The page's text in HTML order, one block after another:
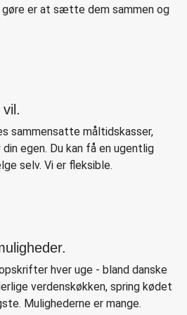
er at sætte dem sammen og
sammensatte måltidskasser,
egen. Du kan få en ugentlig
selv. Vi er fleksible.
hver uge - bland danske
verdenskøkken, spring kødet
Mulighederne er mange.